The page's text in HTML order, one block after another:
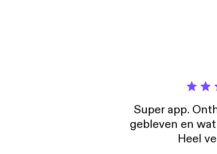
Super app.
gebleven en
Heel